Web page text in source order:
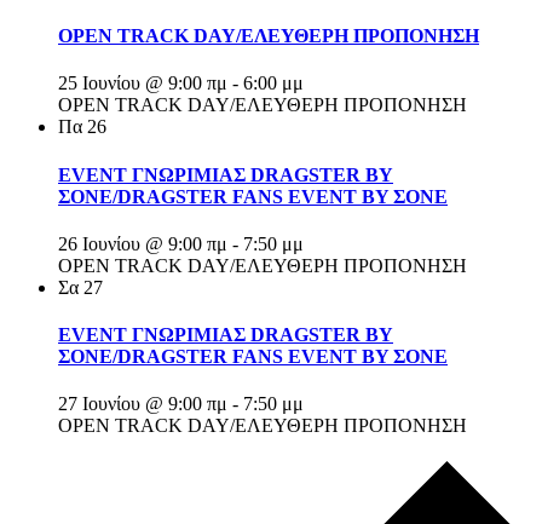
OPEN TRACK DAY/ΕΛΕΥΘΕΡΗ ΠΡΟΠΟΝΗΣΗ
25 Ιουνίου @ 9:00 πμ - 6:00 μμ
OPEN TRACK DAY/ΕΛΕΥΘΕΡΗ ΠΡΟΠΟΝΗΣΗ
Πα 26
EVENT ΓΝΩΡΙΜΙΑΣ DRAGSTER BY
ΣΟΝΕ/DRAGSTER FANS EVENT BY ΣΟΝΕ
26 Ιουνίου @ 9:00 πμ - 7:50 μμ
OPEN TRACK DAY/ΕΛΕΥΘΕΡΗ ΠΡΟΠΟΝΗΣΗ
Σα 27
EVENT ΓΝΩΡΙΜΙΑΣ DRAGSTER BY
ΣΟΝΕ/DRAGSTER FANS EVENT BY ΣΟΝΕ
27 Ιουνίου @ 9:00 πμ - 7:50 μμ
OPEN TRACK DAY/ΕΛΕΥΘΕΡΗ ΠΡΟΠΟΝΗΣΗ